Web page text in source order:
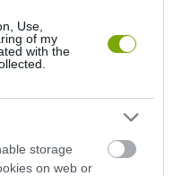
Use,
of my
with the
storage
on web or
CIKK